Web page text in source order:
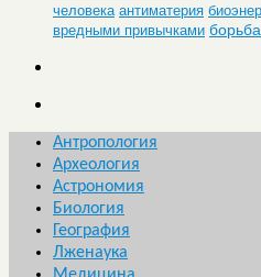
человека антиматерия
вредными привычками
Антропология
Археология
Астрономия
Биология
География
Лженаука